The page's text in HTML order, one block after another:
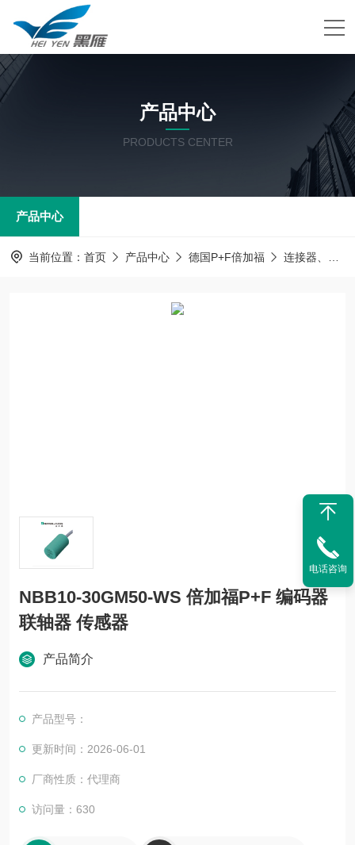
产品中心
PRODUCTS CENTER
产品中心
当前位置： 首页 产品中心 德国P+F倍加福 连接器、电源线及附件
NBB10-30GM50-WS 倍加福P+F 编码器
联轴器 传感器
产品简介
产品型号：
更新时间：2026-06-01
厂商性质：代理商
访问量：630
电话咨询